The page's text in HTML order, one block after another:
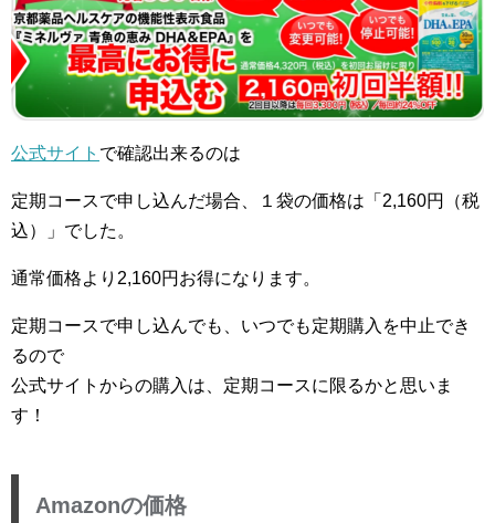
公式サイト で確認出来るのは
定期コースで申し込んだ場合、１袋の価格は「2,160円（税
込）」でした。
通常価格より2,160円お得になります。
定期コースで申し込んでも、いつでも定期購入を中止でき
るので
公式サイトからの購入は、定期コースに限るかと思いま
す！
Amazonの価格